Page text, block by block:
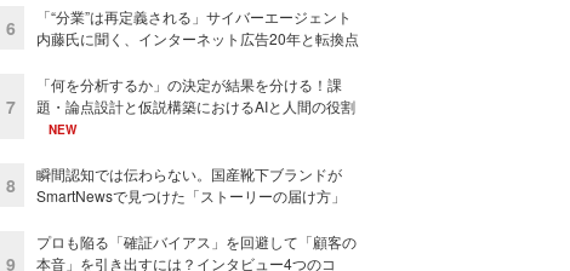
6
「“分業”は再定義される」サイバーエージェント
内藤氏に聞く、インターネット広告20年と転換点
7
「何を分析するか」の決定が結果を分ける！課
題・論点設計と仮説構築におけるAIと人間の役割
NEW
8
瞬間認知では伝わらない。国産靴下ブランドが
SmartNewsで見つけた「ストーリーの届け方」
9
プロも陥る「確証バイアス」を回避して「顧客の
本音」を引き出すには？インタビュー4つのコ